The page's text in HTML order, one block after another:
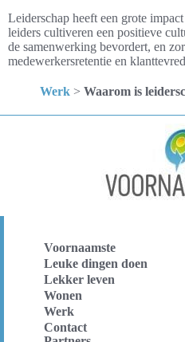
Leiderschap heeft een grote
leiders cultiveren een positieve
de samenwerking bevordert, en
medewerkersretentie en
Werk > Waarom is
Voornaamste
Leuke dingen doen
Lekker leven
Wonen
Werk
Contact